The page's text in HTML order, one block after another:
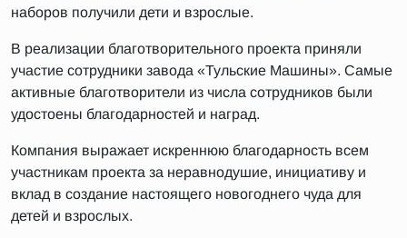
наборов получили дети и взрослые.
В реализации благотворительного проекта приняли
участие сотрудники завода «Тульские Машины». Самые
активные благотворители из числа сотрудников были
удостоены благодарностей и наград.
Компания выражает искреннюю благодарность всем
участникам проекта за неравнодушие, инициативу и
вклад в создание настоящего новогоднего чуда для
детей и взрослых.